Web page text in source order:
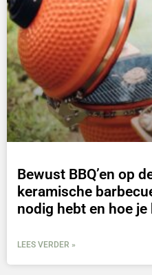
Bewust BBQ’en op
keramische
nodig hebt en hoe je
LEES VERDER »